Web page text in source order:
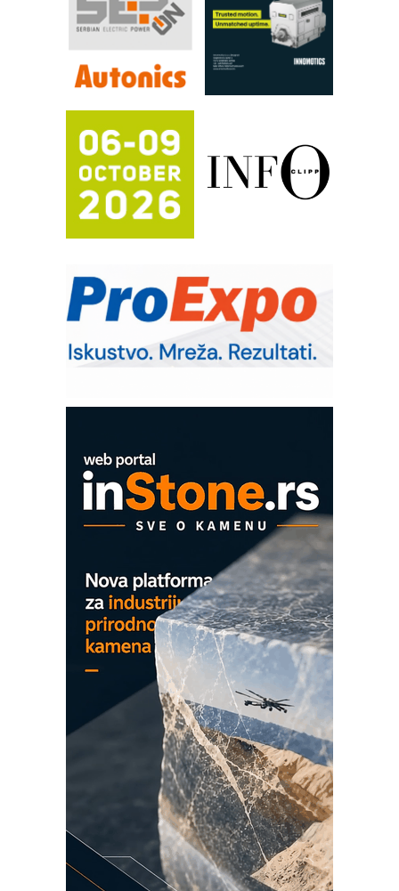
FANUC: Najbolje za vašu pametnu
automatizaciju
Efikasno upravljanje energijom
Automatizacija pakovanja · Display
Proizvodnja iC7 Hybrid 1500 VDC
mrežnog pretvarača sa tečnim
hlađenjem
Potpuna efikasnost bez složenih
sistema
IB BLUMENAUER - više od 40 godina
poverenja u industriji
RMQ-TITAN ADVANCED INDICATOR
– Pametna signalizacija za efikasnije
upravljanje mašinama
EVOKS Maintenance Management
ROSA i SCHUNK podižu proizvodnju
na viši nivo
Detekcija različitih oblika
MAREX - Lim i mašine za savremena